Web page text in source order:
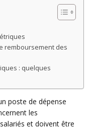
remboursement des
: quelques
poste de dépense
les
et doivent être